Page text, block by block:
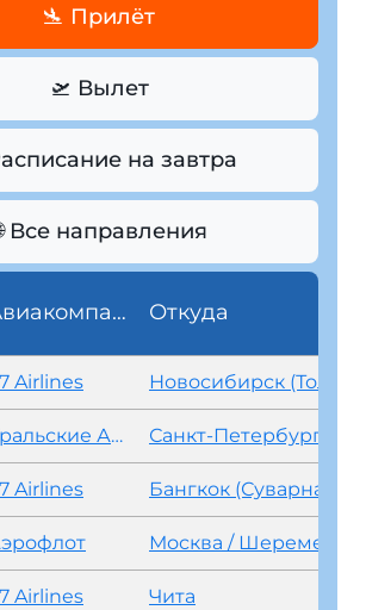
🛬 Прилёт
🛫 Вылет
на завтра
Все направления
Авиакомпания Откуда
Airlines
Уральские Авиалинии
Airlines
Airlines Чита